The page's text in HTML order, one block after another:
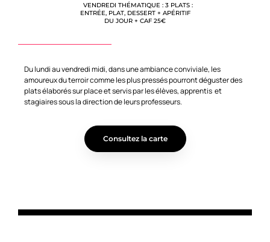
VENDREDI THÉMATIQUE : 3 PLATS :
ENTRÉE, PLAT, DESSERT + APÉRITIF
DU JOUR + CAF 25€
Du lundi au vendredi midi, dans une ambiance conviviale, les
amoureux du terroir comme les plus pressés pourront déguster des
plats élaborés sur place et servis par les élèves, apprentis et
stagiaires sous la direction de leurs professeurs.
Consultez la carte